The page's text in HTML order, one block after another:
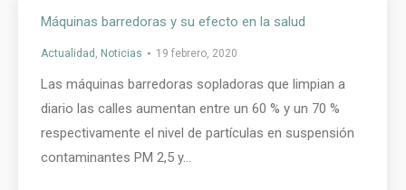
Máquinas barredoras y su efecto en la salud
Actualidad , Noticias 19 febrero, 2020
Las máquinas barredoras sopladoras que limpian a
diario las calles aumentan entre un 60 % y un 70 %
respectivamente el nivel de partículas en suspensión
contaminantes PM 2,5 y…